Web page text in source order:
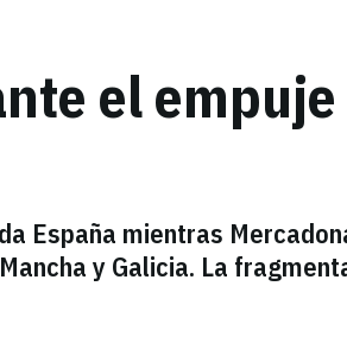
el
España mientras
y Galicia. La